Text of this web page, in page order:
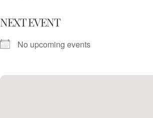
NEXT EVENT
No upcoming events